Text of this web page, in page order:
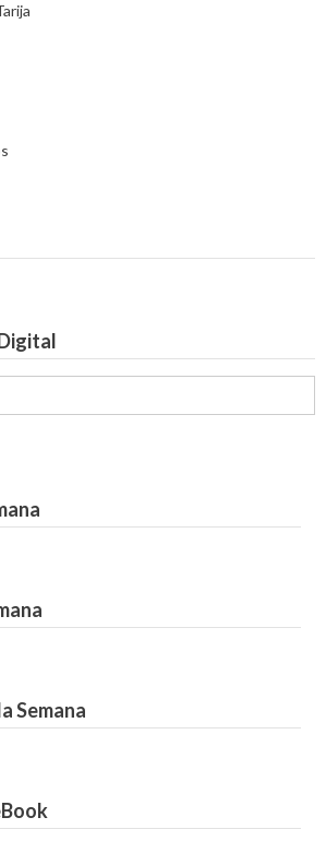
Semana